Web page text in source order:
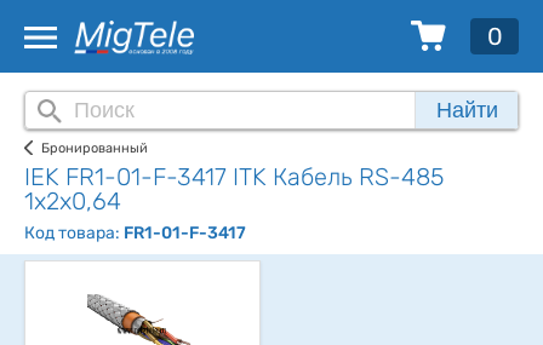
0
Найти
Бронированный
IEK FR1-01-F-3417 ITK Кабель RS-485
1х2х0,64
Код товара: FR1-01-F-3417